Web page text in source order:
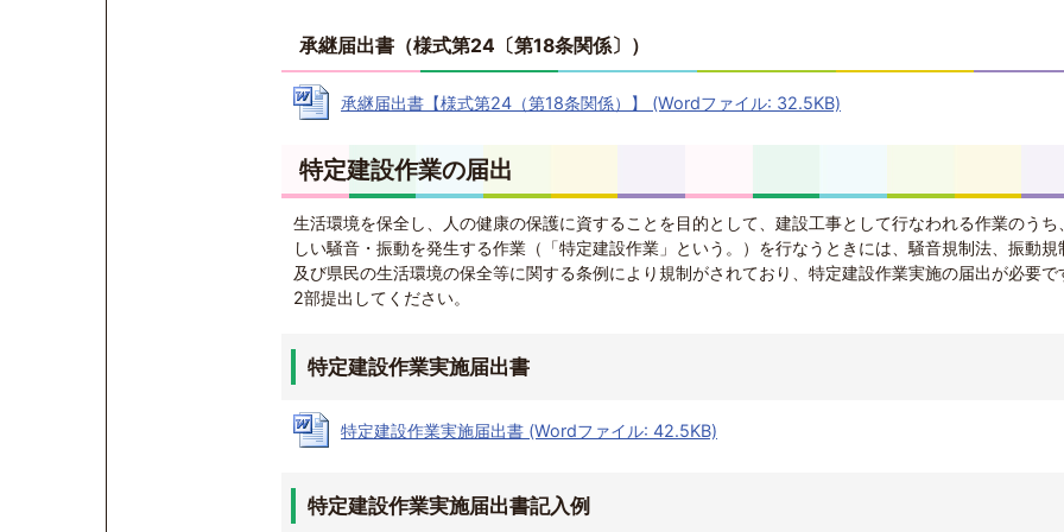
承継届出書（様式第24〔第18条関係〕）
承継届出書【様式第24（第18条関係）】 (Wordファイル: 32.5KB)
特定建設作業の届出
生活環境を保全し、人の健康の保護に資することを目的として、建設工事として行なわれる作業のうち
しい騒音・振動を発生する作業（「特定建設作業」という。）を行なうときには、騒音規制法、振動規
及び県民の生活環境の保全等に関する条例により規制がされており、特定建設作業実施の届出が必要で
2部提出してください。
特定建設作業実施届出書
特定建設作業実施届出書 (Wordファイル: 42.5KB)
特定建設作業実施届出書記入例